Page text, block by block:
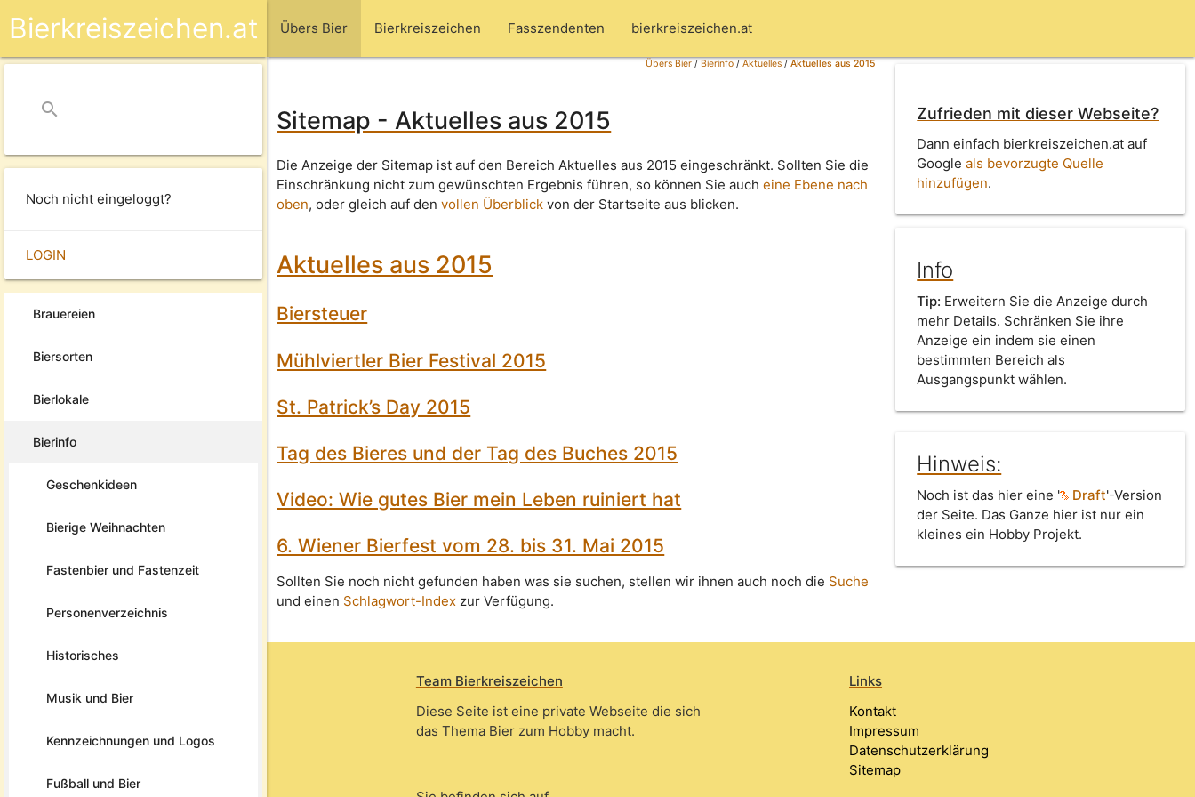
Übers Bier Bierkreiszeichen Fasszendenten bierkreiszeichen.at
Bierkreiszeichen.at
search
Noch nicht eingeloggt?
LOGIN
Brauereien
Biersorten
Bierlokale
Bierinfo
Geschenkideen
Bierige Weihnachten
Fastenbier und Fastenzeit
Personenverzeichnis
Historisches
Musik und Bier
Kennzeichnungen und Logos
Fußball und Bier
Übers Bier/Bierinfo/Aktuelles/Aktuelles aus 2015
Sitemap - Aktuelles aus 2015
Die Anzeige der Sitemap ist auf den Bereich Aktuelles aus 2015 eingeschränkt. Sollten Sie die
Einschränkung nicht zum gewünschten Ergebnis führen, so können Sie aucheine Ebene nach
oben, oder gleich auf denvollen Überblick von der Startseite aus blicken.
Aktuelles aus 2015
Biersteuer
Mühlviertler Bier Festival 2015
St. Patrick’s Day 2015
Tag des Bieres und der Tag des Buches 2015
Video: Wie gutes Bier mein Leben ruiniert hat
6. Wiener Bierfest vom 28. bis 31. Mai 2015
Sollten Sie noch nicht gefunden haben was sie suchen, stellen wir ihnen auch noch die Suche
und einen Schlagwort-Index zur Verfügung.
Zufrieden mit dieser Webseite?
Dann einfach bierkreiszeichen.at auf
Googleals bevorzugte Quelle
hinzufügen.
Info
Tip: Erweitern Sie die Anzeige durch
mehr Details. Schränken Sie ihre
Anzeige ein indem sie einen
bestimmten Bereich als
Ausgangspunkt wählen.
Hinweis:
Noch ist das hier eine ' Draft'-Version
der Seite. Das Ganze hier ist nur ein
kleines ein Hobby Projekt.
Team Bierkreiszeichen
Diese Seite ist eine private Webseite die sich
das Thema Bier zum Hobby macht.
Links
Kontakt
Impressum
Datenschutzerklärung
Sitemap